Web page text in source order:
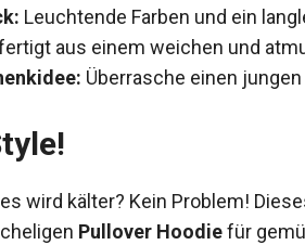
Leuchtende Farben und ein
aus einem weichen und
Überrasche einen
wird kälter? Kein Problem!
Pullover Hoodiefür